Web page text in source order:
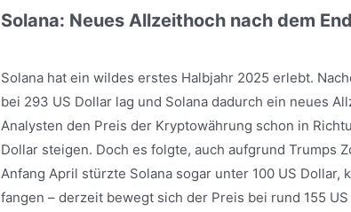
Solana: Neues Allzeithoch nach dem
Solana hat ein wildes erstes Halbjahr 2025 erlebt.
bei 293 US Dollar lag und Solana dadurch ein neues
Analysten den Preis der Kryptowährung schon in
Dollar steigen. Doch es folgte, auch aufgrund Trumps
Anfang April stürzte Solana sogar unter 100 US Dollar,
fangen – derzeit bewegt sich der Preis bei rund 155